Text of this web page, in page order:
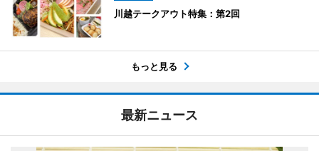
川越テークアウト特集：第2回
もっと見る
最新ニュース